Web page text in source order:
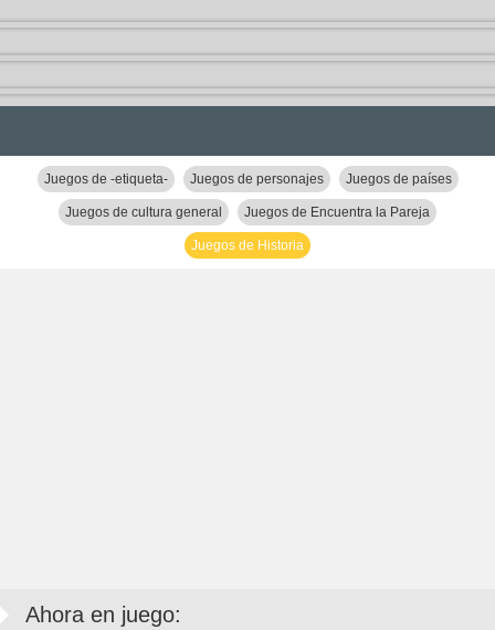
Juegos de -etiqueta- Juegos de personajes Juegos de países
Juegos de cultura general Juegos de Encuentra la Pareja
Juegos de Historia
Ahora en juego: